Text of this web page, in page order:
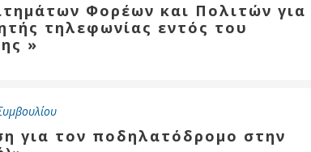
Φορέων και Πολιτών για
τηλεφωνίας εντός του
»
για τον ποδηλατόδρομο στην